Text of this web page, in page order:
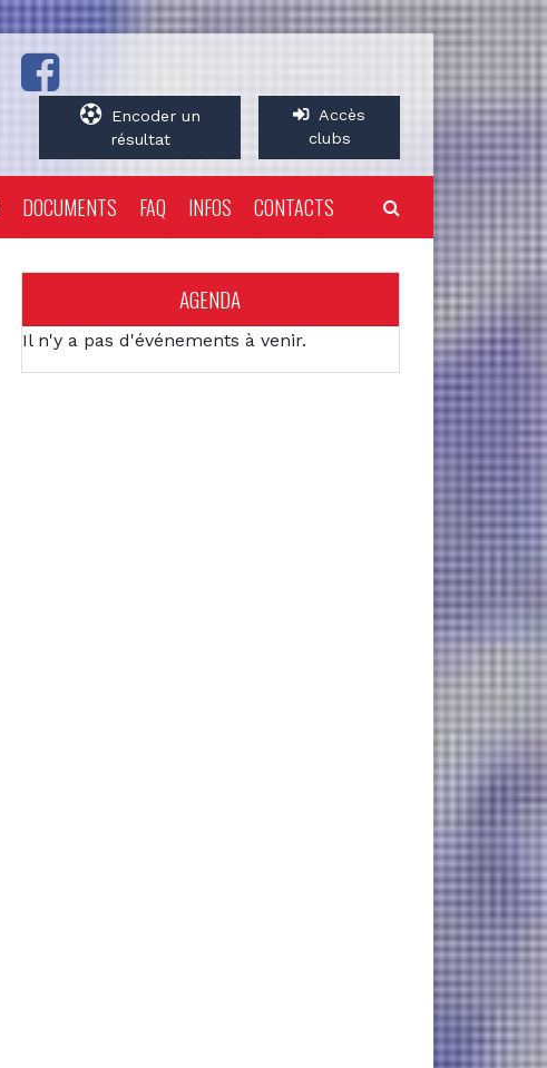
Encoder un
résultat
Accès
clubs
DOCUMENTS FAQ INFOS CONTACTS
AGENDA
Il n'y a pas d'événements à venir.